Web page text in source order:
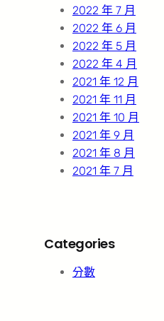
2022 年 7 月
2022 年 6 月
2022 年 5 月
2022 年 4 月
2021 年 12 月
2021 年 11 月
2021 年 10 月
2021 年 9 月
2021 年 8 月
2021 年 7 月
Categories
分數